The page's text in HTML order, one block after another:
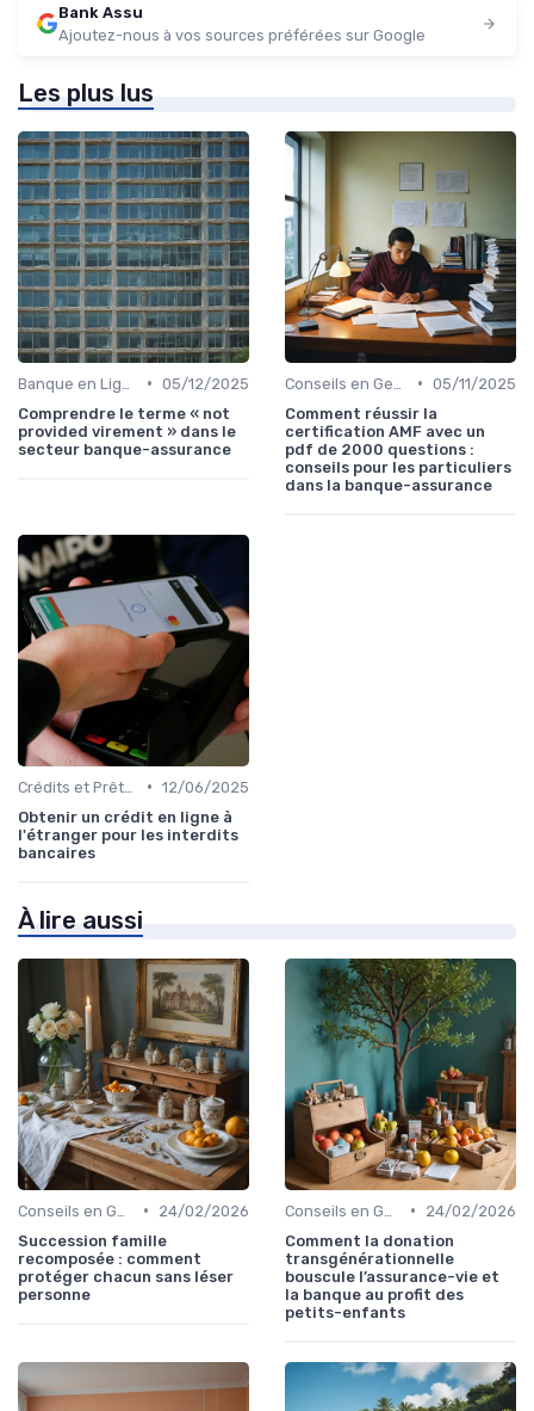
Bank Assu
Ajoutez-nous à vos sources préférées sur Google
Les plus lus
• 05/12/2025
Comprendre le terme « not
provided virement » dans le
secteur banque-assurance
• 05/11/2025
Comment réussir la
certification AMF avec un
pdf de 2000 questions :
conseils pour les particuliers
dans la banque-assurance
• 12/06/2025
Obtenir un crédit en ligne à
l'étranger pour les interdits
bancaires
À lire aussi
•
24/02/2026
Succession famille
recomposée : comment
protéger chacun sans léser
personne
•
24/02/2026
Comment la donation
transgénérationnelle
bouscule l’assurance-vie et
la banque au profit des
petits-enfants